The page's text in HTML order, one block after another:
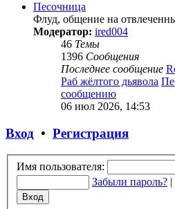
Песочница
Флуд, общение на
Модератор: ired004
46 Темы
1396 Сообщения
Последнее сообщение
Раб жёлтого дьявола
сообщению
06 июл 2026, 14:53
Вход • Регистрация
Имя пользователя:
Забыли пароль? |